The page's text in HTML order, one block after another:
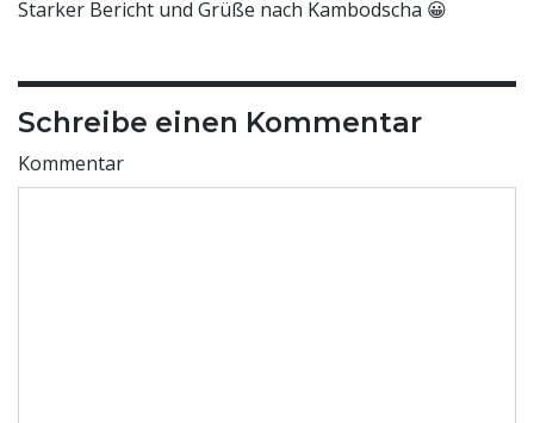
Starker Bericht und Grüße nach Kambodscha 😀
Schreibe einen Kommentar
Kommentar